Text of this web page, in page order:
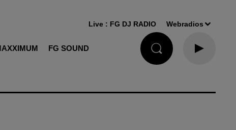
FG SOUND
Live : FG DJ RADIO Webradios